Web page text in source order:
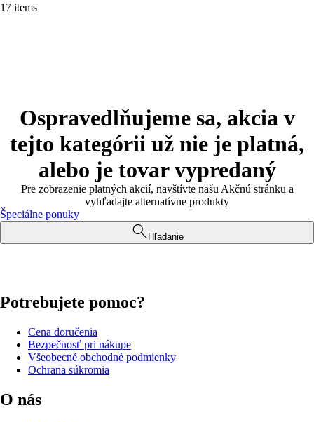
17 items
Ospravedlňujeme sa, akcia v
tejto kategórii už nie je platná,
alebo je tovar vypredaný
Pre zobrazenie platných akcií, navštívte našu Akčnú stránku a
vyhľadajte alternatívne produkty
Špeciálne ponuky
Hľadanie
Potrebujete pomoc?
Cena doručenia
Bezpečnosť pri nákupe
Všeobecné obchodné podmienky
Ochrana súkromia
O nás